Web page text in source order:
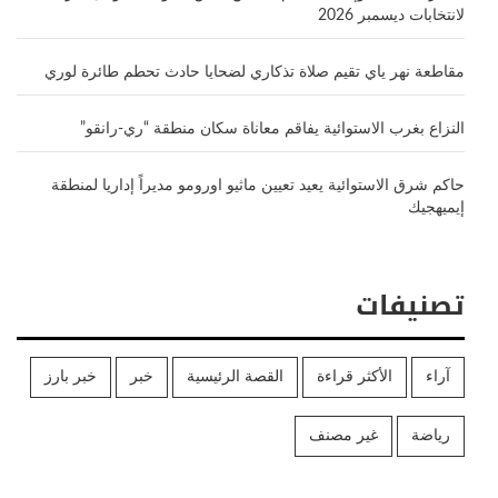
لانتخابات ديسمبر 2026
مقاطعة نهر ياي تقيم صلاة تذكاري لضحايا حادث تحطم طائرة لوري
النزاع بغرب الاستوائية يفاقم معاناة سكان منطقة “ري-رانقو”
حاكم شرق الاستوائية يعيد تعيين ماثيو اورومو مديراً إداريا لمنطقة
إيميهجيك
تصنيفات
آراء الأكثر قراءة القصة الرئيسية خبر خبر بارز
رياضة غير مصنف